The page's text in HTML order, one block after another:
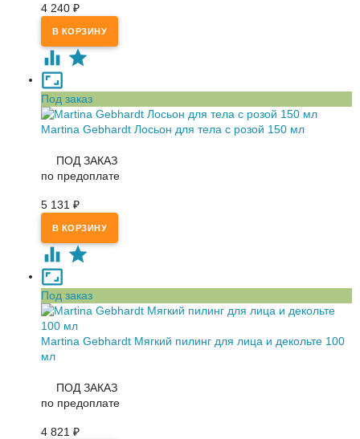
4 240 ₽
Под заказ
Martina Gebhardt Лосьон для тела с розой 150 мл
ПОД ЗАКАЗ
по предоплате
5 131 ₽
Под заказ
Martina Gebhardt Мягкий пилинг для лица и декольте 100
мл
ПОД ЗАКАЗ
по предоплате
4 821 ₽